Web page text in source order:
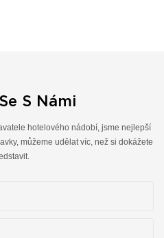
S Námi
hotelového nádobí, jsme nejlepší
můžeme udělat víc, než si dokážete